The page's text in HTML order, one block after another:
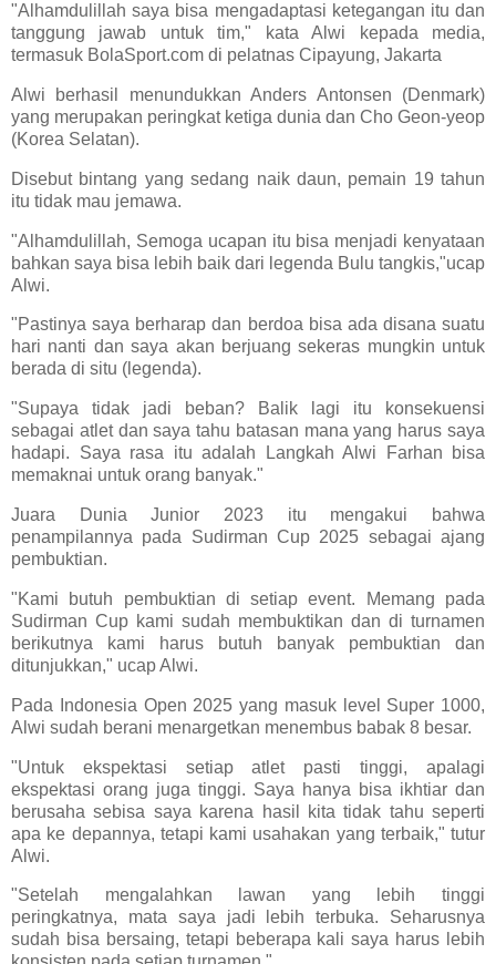
"Alhamdulillah saya bisa mengadaptasi ketegangan itu dan
tanggung jawab untuk tim," kata Alwi kepada media,
termasuk BolaSport.com di pelatnas Cipayung, Jakarta
Alwi berhasil menundukkan Anders Antonsen (Denmark)
yang merupakan peringkat ketiga dunia dan Cho Geon-yeop
(Korea Selatan).
Disebut bintang yang sedang naik daun, pemain 19 tahun
itu tidak mau jemawa.
"Alhamdulillah, Semoga ucapan itu bisa menjadi kenyataan
bahkan saya bisa lebih baik dari legenda Bulu tangkis,"ucap
Alwi.
"Pastinya saya berharap dan berdoa bisa ada disana suatu
hari nanti dan saya akan berjuang sekeras mungkin untuk
berada di situ (legenda).
"Supaya tidak jadi beban? Balik lagi itu konsekuensi
sebagai atlet dan saya tahu batasan mana yang harus saya
hadapi. Saya rasa itu adalah Langkah Alwi Farhan bisa
memaknai untuk orang banyak."
Juara Dunia Junior 2023 itu mengakui bahwa
penampilannya pada Sudirman Cup 2025 sebagai ajang
pembuktian.
"Kami butuh pembuktian di setiap event. Memang pada
Sudirman Cup kami sudah membuktikan dan di turnamen
berikutnya kami harus butuh banyak pembuktian dan
ditunjukkan," ucap Alwi.
Pada Indonesia Open 2025 yang masuk level Super 1000,
Alwi sudah berani menargetkan menembus babak 8 besar.
"Untuk ekspektasi setiap atlet pasti tinggi, apalagi
ekspektasi orang juga tinggi. Saya hanya bisa ikhtiar dan
berusaha sebisa saya karena hasil kita tidak tahu seperti
apa ke depannya, tetapi kami usahakan yang terbaik," tutur
Alwi.
"Setelah mengalahkan lawan yang lebih tinggi
peringkatnya, mata saya jadi lebih terbuka. Seharusnya
sudah bisa bersaing, tetapi beberapa kali saya harus lebih